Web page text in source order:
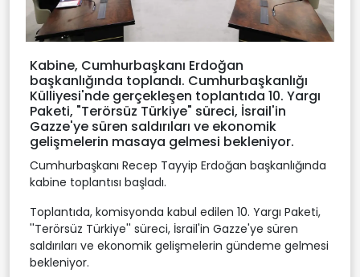
Kabine, Cumhurbaşkanı Erdoğan
başkanlığında toplandı. Cumhurbaşkanlığı
Külliyesi'nde gerçekleşen toplantıda 10. Yargı
Paketi, "Terörsüz Türkiye" süreci, İsrail'in
Gazze'ye süren saldırıları ve ekonomik
gelişmelerin masaya gelmesi bekleniyor.
Cumhurbaşkanı Recep Tayyip Erdoğan başkanlığında
kabine toplantısı başladı.
Toplantıda, komisyonda kabul edilen 10. Yargı Paketi,
''Terörsüz Türkiye'' süreci, İsrail'in Gazze'ye süren
saldırıları ve ekonomik gelişmelerin gündeme gelmesi
bekleniyor.